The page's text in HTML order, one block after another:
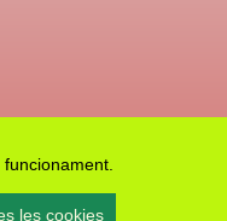
les cookies